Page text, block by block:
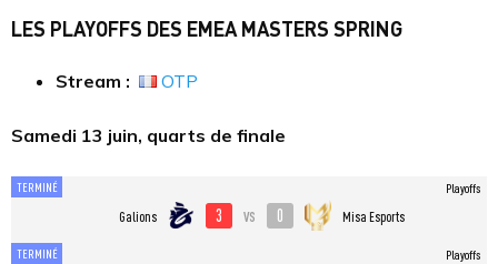
LES PLAYOFFS DES EMEA MASTERS SPRING
Stream : OTP
Samedi 13 juin, quarts de finale
TERMINÉ
Galions 3 vs 0 Misa Esports
Playoffs
TERMINÉ Playoffs